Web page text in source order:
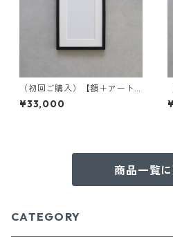
（初回ご購入）【額＋アート
作品セット】A4サイズ
¥33,000
商品一覧
CATEGORY